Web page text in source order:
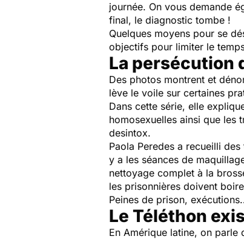
journée. On vous demande
final, le diagnostic tombe !
Quelques moyens pour se
objectifs pour limiter le
La persécution
Des photos montrent et
lève le voile sur certaines
Dans cette série, elle
homosexuelles ainsi que les
desintox.
Paola Peredes a recueilli
y a les séances de
nettoyage complet à la
les prisonnières doivent
Peines de prison,
Le Téléthon
En Amérique latine, on